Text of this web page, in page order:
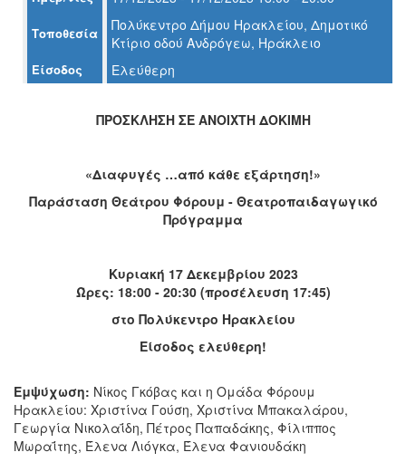
ΑΝΘΕΚΤΙΚΗ
ΠΟΛΗ
Τοποθεσία
Πολύκεντρο Δήμου Ηρακλείου, Δημοτικό
Κτίριο οδού Ανδρόγεω, Ηράκλειο
Είσοδος Ελεύθερη
ΠΡΟΣΚΛΗΣΗ ΣΕ ΑΝΟΙΧΤΗ ΔΟΚΙΜΗ
«Διαφυγές …από κάθε εξάρτηση!»
Παράσταση Θεάτρου Φόρουμ - Θεατροπαιδαγωγικό
Πρόγραμμα
Κυριακή 17 Δεκεμβρίου 2023
Ώρες: 18:00 - 20:30 (προσέλευση 17:45)
στο Πολύκεντρο Ηρακλείου
Είσοδος ελεύθερη!
Εμψύχωση: Νίκος Γκόβας και η Ομάδα Φόρουμ
Ηρακλείου: Χριστίνα Γούση, Χριστίνα Μπακαλάρου,
Γεωργία Νικολαΐδη, Πέτρος Παπαδάκης, Φίλιππος
Μωραΐτης, Έλενα Λιόγκα, Έλενα Φανιουδάκη